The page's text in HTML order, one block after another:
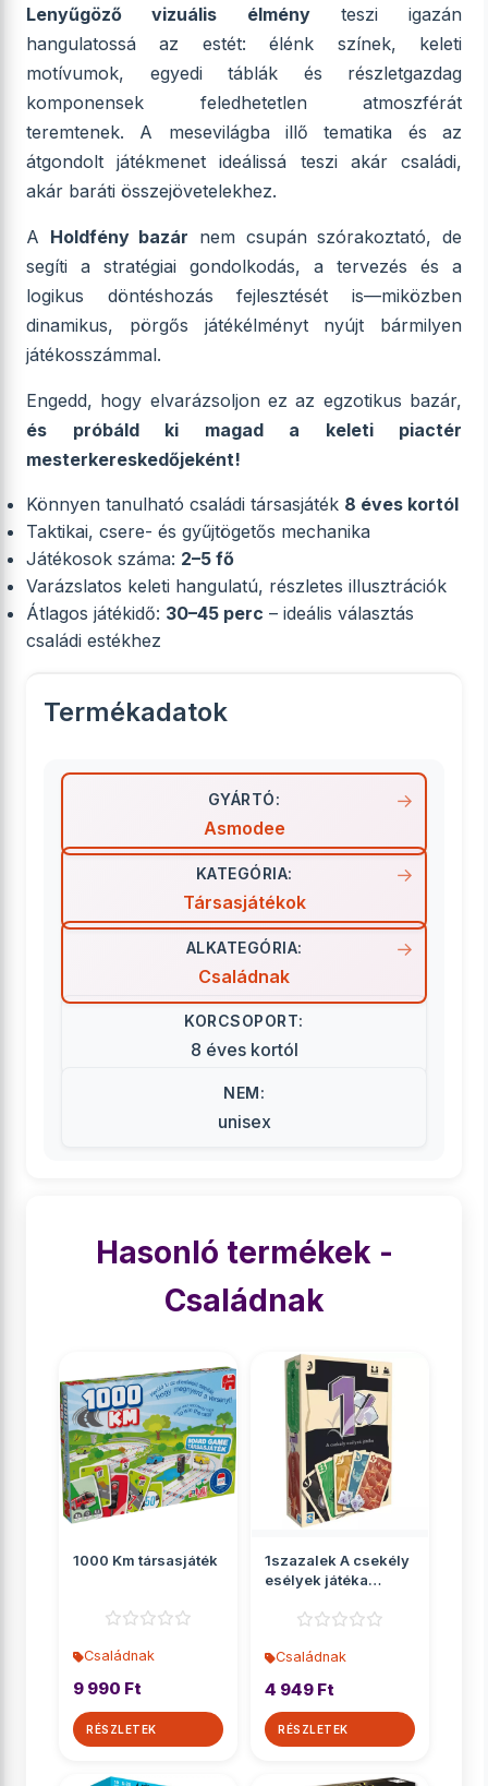
Lenyűgöző vizuális élményteszi igazán
hangulatossá az estét: élénk színek, keleti
motívumok, egyedi táblák és részletgazdag
komponensek feledhetetlen atmoszférát
teremtenek. A mesevilágba illő tematika és az
átgondolt játékmenet ideálissá teszi akár családi,
akár baráti összejövetelekhez.
A Holdfény bazár nem csupán szórakoztató, de
segíti a stratégiai gondolkodás, a tervezés és a
logikus döntéshozás fejlesztését is—miközben
dinamikus, pörgős játékélményt nyújt bármilyen
játékosszámmal.
Engedd, hogy elvarázsoljon ez az egzotikus bazár,
és próbáld ki magad a keleti piactér
mesterkereskedőjeként!
Könnyen tanulható családi társasjáték 8 éves kortól
Taktikai, csere- és gyűjtögetős mechanika
Játékosok száma: 2–5 fő
Varázslatos keleti hangulatú, részletes illusztrációk
Átlagos játékidő: 30–45 perc – ideális választás
családi estékhez
Termékadatok
GYÁRTÓ:
Asmodee
KATEGÓRIA:
Társasjátékok
ALKATEGÓRIA:
Családnak
KORCSOPORT:
8 éves kortól
NEM:
unisex
Hasonló termékek -
Családnak
1000 Km társasjáték
Családnak
9 990 Ft
RÉSZLETEK
1szazalek A csekély
esélyek játéka
Családnak
4 949 Ft
RÉSZLETEK